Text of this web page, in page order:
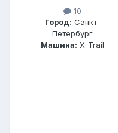
10
Город: Санкт-
Петербург
Машина: X-Trail